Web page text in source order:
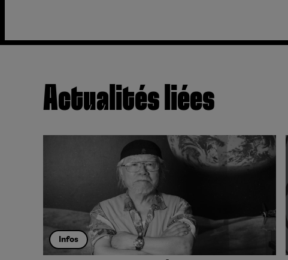
Actualités liées
Infos